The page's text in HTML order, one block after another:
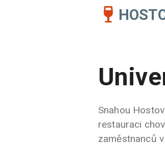
Snahou
restauraci
zaměstnanců